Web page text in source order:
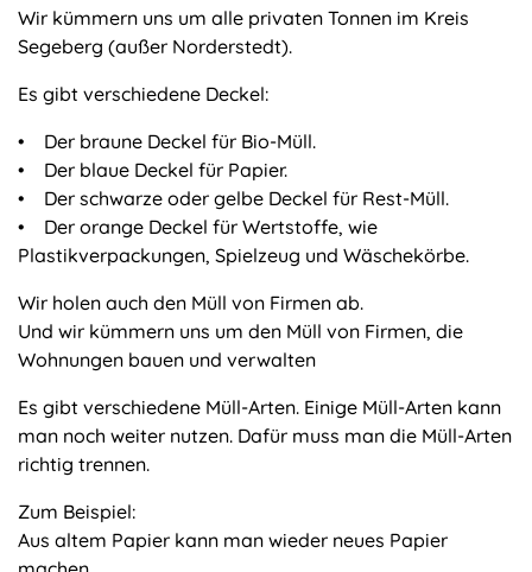
Wir kümmern uns um alle privaten Tonnen im Kreis
Segeberg (außer Norderstedt).
Es gibt verschiedene Deckel:
• Der braune Deckel für Bio-Müll.
• Der blaue Deckel für Papier.
• Der schwarze oder gelbe Deckel für Rest-Müll.
• Der orange Deckel für Wertstoffe, wie
Plastikverpackungen, Spielzeug und Wäschekörbe.
Wir holen auch den Müll von Firmen ab.
Und wir kümmern uns um den Müll von Firmen, die
Wohnungen bauen und verwalten
Es gibt verschiedene Müll-Arten. Einige Müll-Arten kann
man noch weiter nutzen. Dafür muss man die Müll-Arten
richtig trennen.
Zum Beispiel:
Aus altem Papier kann man wieder neues Papier